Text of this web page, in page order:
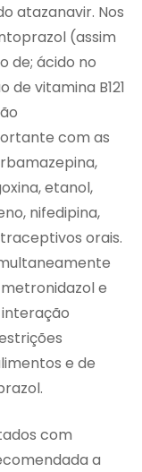
atazanavir. Nos
(assim
de; ácido no
vitamina B121
com as
etanol,
nifedipina,
orais.
e
e de
com
a